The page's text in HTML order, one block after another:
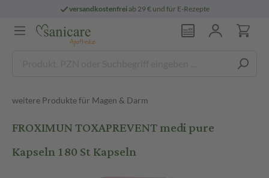
versandkostenfreiab 29 € und für E-Rezepte
weitere Produkte für Magen & Darm
FROXIMUN TOXAPREVENT medi pure
Kapseln 180 St Kapseln